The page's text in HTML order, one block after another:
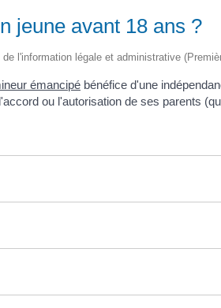
jeune avant 18 ans ?
l'information légale et administrative
émancipé bénéfice d'une
ou l'autorisation de ses parents